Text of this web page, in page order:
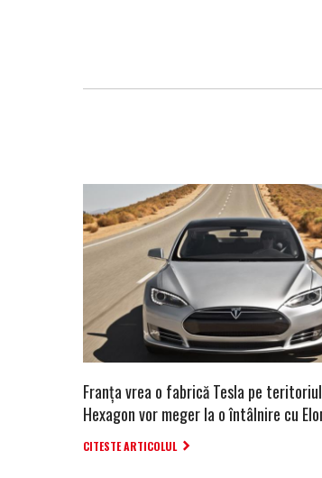
Franța vrea o fabrică Tesla pe
Hexagon vor meger la o întâlnire cu
CITESTE ARTICOLUL